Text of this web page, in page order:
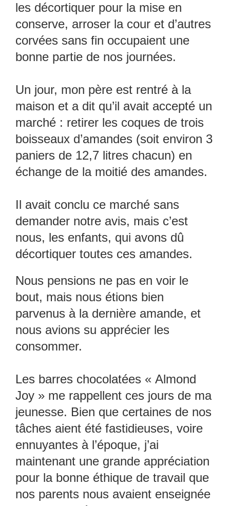
les décortiquer pour la mise en
conserve, arroser la cour et d’autres
corvées sans fin occupaient une
bonne partie de nos journées.
Un jour, mon père est rentré à la
maison et a dit qu’il avait accepté un
marché : retirer les coques de trois
boisseaux d’amandes (soit environ 3
paniers de 12,7 litres chacun) en
échange de la moitié des amandes.
Il avait conclu ce marché sans
demander notre avis, mais c’est
nous, les enfants, qui avons dû
décortiquer toutes ces amandes.
Nous pensions ne pas en voir le
bout, mais nous étions bien
parvenus à la dernière amande, et
nous avions su apprécier les
consommer.
Les barres chocolatées « Almond
Joy » me rappellent ces jours de ma
jeunesse. Bien que certaines de nos
tâches aient été fastidieuses, voire
ennuyantes à l’époque, j’ai
maintenant une grande appréciation
pour la bonne éthique de travail que
nos parents nous avaient enseignée